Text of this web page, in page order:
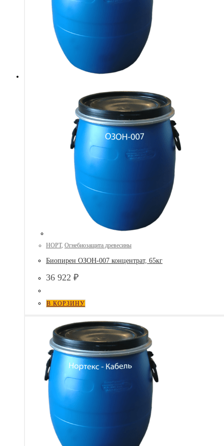
НОРТ, Огнебиозащита древесины
Биопирен ОЗОН-007 концентрат, 65кг
36 922 ₽
В КОРЗИНУ